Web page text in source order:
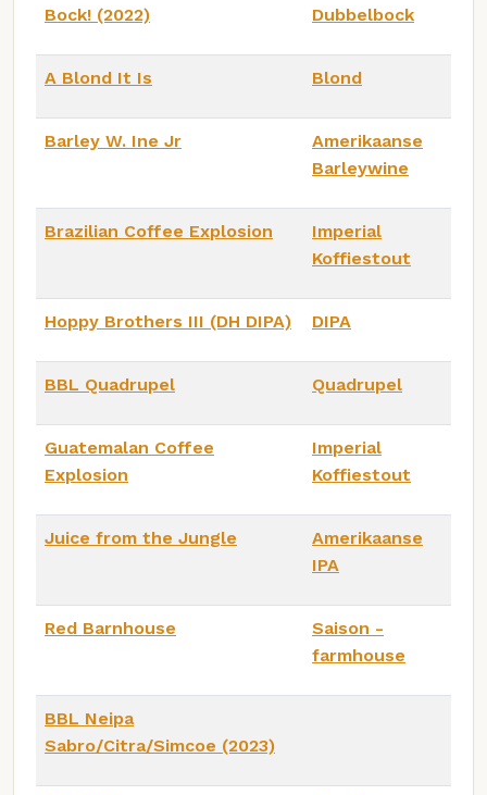
Bock! (2022) Dubbelbock
A Blond It Is Blond
Barley W. Ine Jr
Amerikaanse
Barleywine
Brazilian Coffee Explosion
Imperial
Koffiestout
Hoppy Brothers III (DH DIPA) DIPA
BBL Quadrupel Quadrupel
Guatemalan Coffee
Explosion
Imperial
Koffiestout
Juice from the Jungle
Amerikaanse
IPA
Red Barnhouse
Saison -
farmhouse
BBL Neipa
Sabro/Citra/Simcoe (2023)